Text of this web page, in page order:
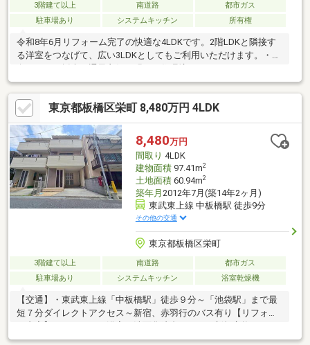
3階建て以上 南道路
都市ガス
駐車場あり
システムキッチン 所有権
令和8年6月リフォーム完了の快適な4LDKです。2階LDKと隣接す
る洋室をつなげて、広い3LDKとしてもご利用いただけます。・南
ユニットバス、洗面台、トイレ等水回り設備を新調・全室クロス
貼替やダウンライト新設で清潔感あふれる室内空間・全居室にク
ローゼットを設置した収納豊富な間取り・愛車を駐車できるカー
スペースを確保・前面道路は南側幅員約4.0ｍで車利用にもスムー
ズな立地
東京都板橋区栄町 8,480万円 4LDK
8,480万円
間取り 4LDK
建物面積97.41m2
土地面積60.94m2
築年月 2012年7月(築14年2ヶ月)
東武東上線 中板橋駅 徒歩9分
その他の交通
東京都板橋区栄町
3階建て以上 南道路
都市ガス
駐車場あり
システムキッチン 浴室乾燥機
【交通】・東武東上線「中板橋駅」徒歩９分～「池袋駅」まで最
短７分ダイレクトアクセス～新宿、赤羽行のバス有り【リフォー
ム内容】・キッチン、浴室、洗面化粧台、トイレ新規交換・クロ
ス、フローリング、ＣＦ新規貼替・給湯器、ＴＶモニター付きイ